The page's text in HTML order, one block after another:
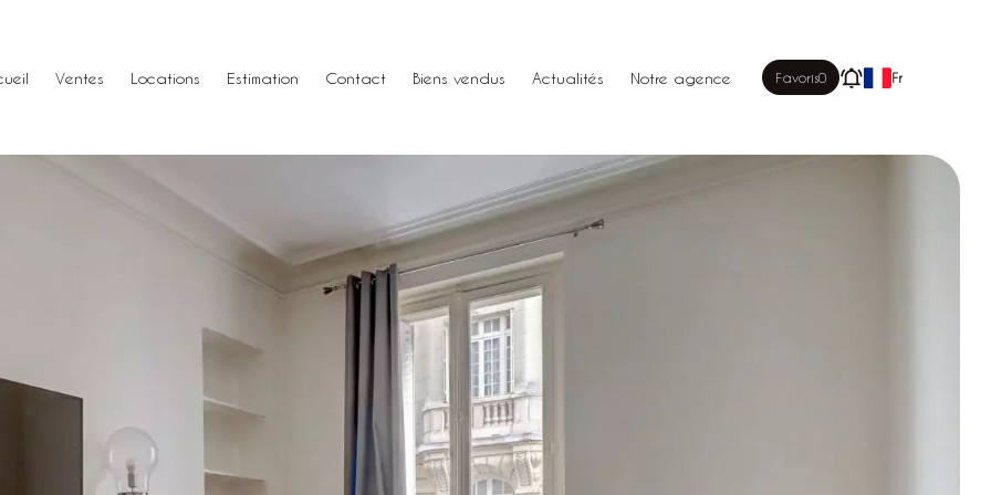
Ventes Locations Estimation Contact Biens vendus Actualités Notre agence Favoris0 Fr